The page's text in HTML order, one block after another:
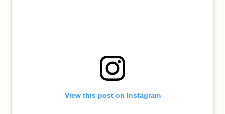
View this post on Instagram